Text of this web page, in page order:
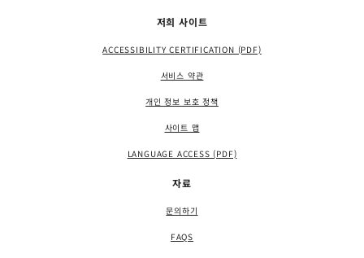
저희 사이트
ACCESSIBILITY CERTIFICATION (PDF)
서비스 약관
개인 정보 보호 정책
사이트 맵
LANGUAGE ACCESS (PDF)
자료
문의하기
FAQS